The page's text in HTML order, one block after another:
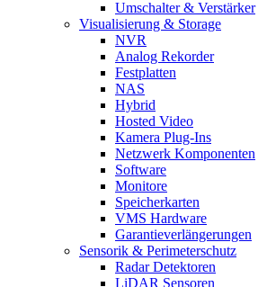
Umschalter & Verstärker
Visualisierung & Storage
NVR
Analog Rekorder
Festplatten
NAS
Hybrid
Hosted Video
Kamera Plug-Ins
Netzwerk Komponenten
Software
Monitore
Speicherkarten
VMS Hardware
Garantieverlängerungen
Sensorik & Perimeterschutz
Radar Detektoren
LiDAR Sensoren